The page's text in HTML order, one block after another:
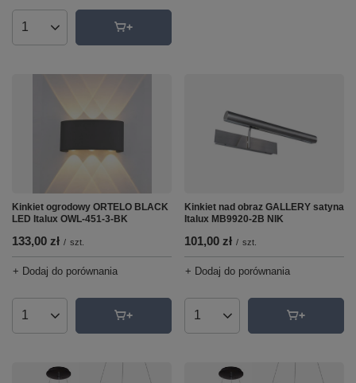
Ilość produktów
Kinkiet ogrodowy ORTELO BLACK
LED Italux OWL-451-3-BK
133,00 zł / szt.
+ Dodaj do porównania
Ilość produktów
Kinkiet nad obraz GALLERY satyna
Italux MB9920-2B NIK
101,00 zł / szt.
+ Dodaj do porównania
Ilość produktów